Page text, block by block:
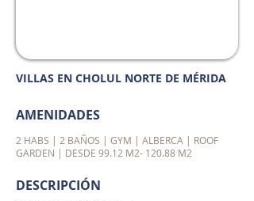
VILLAS EN CHOLUL NORTE DE MÉRIDA
AMENIDADES
2 HABS | 2 BAÑOS | GYM | ALBERCA | ROOF
GARDEN | DESDE 99.12 M2- 120.88 M2
DESCRIPCIÓN